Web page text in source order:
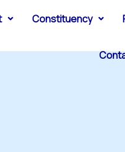
Constituency